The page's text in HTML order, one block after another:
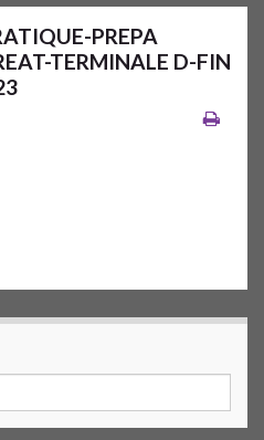
PREPA
TERMINALE D-FIN